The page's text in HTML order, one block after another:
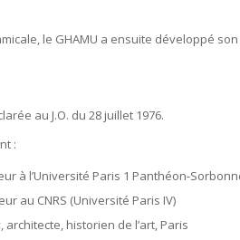
le GHAMU a ensuite développé
au J.O. du 28 juillet 1976.
:
à l’Université Paris 1 Panthéon-
au CNRS (Université Paris IV)
architecte, historien de l’art, Paris